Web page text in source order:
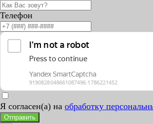
Телефон
Я согласен(а) на обработку
Отправить